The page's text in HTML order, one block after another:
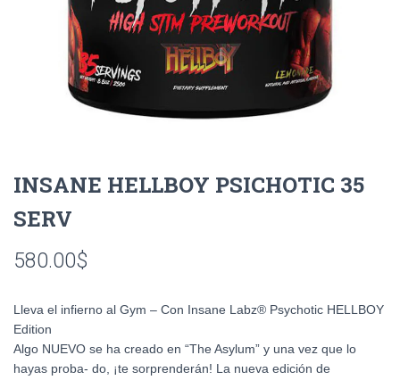
INSANE HELLBOY PSICHOTIC 35
SERV
580.00$
Lleva el infierno al Gym – Con Insane Labz® Psychotic HELLBOY
Edition
Algo NUEVO se ha creado en “The Asylum” y una vez que lo
hayas proba- do, ¡te sorprenderán! La nueva edición de